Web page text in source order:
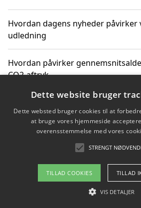
Hvordan dagens nyheder påvirker
udledning
Hvordan påvirker
CO2-aftryk
Hvordan nyheder om CO2-
hverdag
Om / kontakt
Blog
Dette website bruger
Dette websted bruger cookies til at
at bruge vores hjemmeside
overensstemmelse med vores
STRENGT
TILLAD COOKIES TILLAD
VIS DETALJER